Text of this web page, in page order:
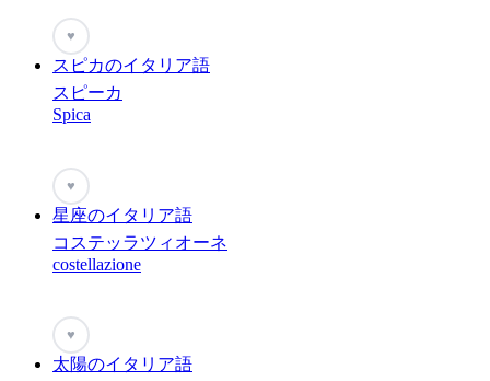
♥
スピカのイタリア語
スピーカ
Spica
♥
星座のイタリア語
コステッラツィオーネ
costellazione
♥
太陽のイタリア語